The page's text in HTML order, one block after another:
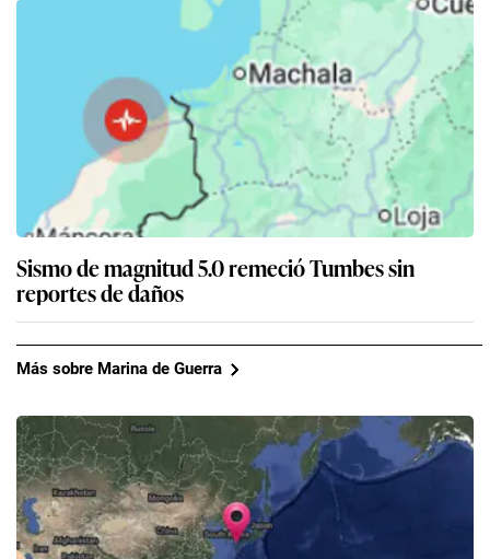
Sismo de magnitud 5.0 remeció Tumbes sin
reportes de daños
Más sobre Marina de Guerra